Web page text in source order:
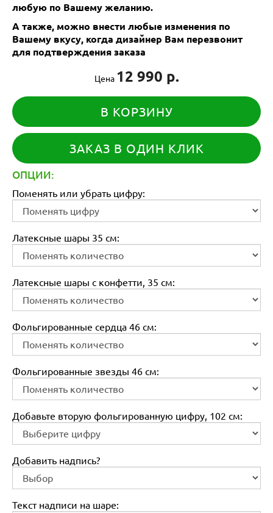
любую по Вашему желанию.
А также, можно внести любые изменения по
Вашему вкусу, когда дизайнер Вам перезвонит
для подтверждения заказа
Цена 12 990 р.
В КОРЗИНУ
ЗАКАЗ В ОДИН КЛИК
ОПЦИИ:
Поменять или убрать цифру:
Латексные шары 35 см:
Латексные шары с конфетти, 35 см:
Фольгированные сердца 46 см:
Фольгированные звезды 46 см:
Добавьте вторую фольгированную цифру, 102 см:
Добавить надпись?
Текст надписи на шаре: